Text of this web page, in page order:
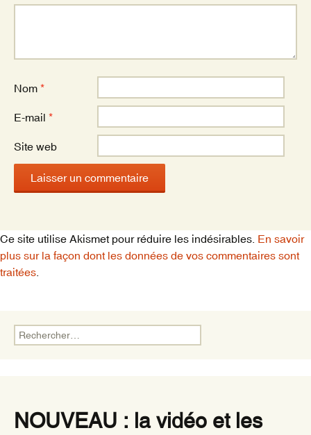
Nom *
E-mail *
Site web
Ce site utilise Akismet pour réduire les indésirables. En savoir
plus sur la façon dont les données de vos commentaires sont
traitées
Rechercher :
NOUVEAU : la vidéo et les